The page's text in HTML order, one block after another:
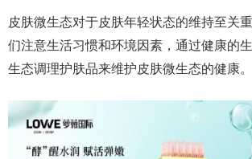
皮肤微生态对于皮肤年轻状态的维持至关
们注意生活习惯和环境因素，通过健康的
生态调理护肤品来维护皮肤微生态的健康。